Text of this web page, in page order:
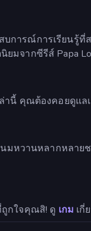
ารณ์การเรียนรู้ที่
มจากซีรีส์ Papa
นี้ คุณต้องคอยดูแล
หวานหลากหลาย
ถูกใจคุณสิ! ดู เกม เกี่